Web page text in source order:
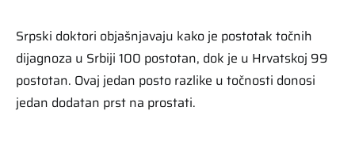
Srpski doktori objašnjavaju kako je postotak točnih
dijagnoza u Srbiji 100 postotan, dok je u Hrvatskoj 99
postotan. Ovaj jedan posto razlike u točnosti donosi
jedan dodatan prst na prostati.